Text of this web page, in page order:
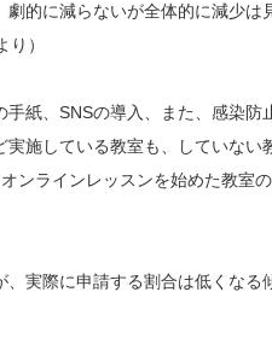
的に減らないが全体的に減少は
）
紙、SNSの導入、また、感染防
施している教室も、していない
ンラインレッスンを始めた教室
、実際に申請する割合は低くなる